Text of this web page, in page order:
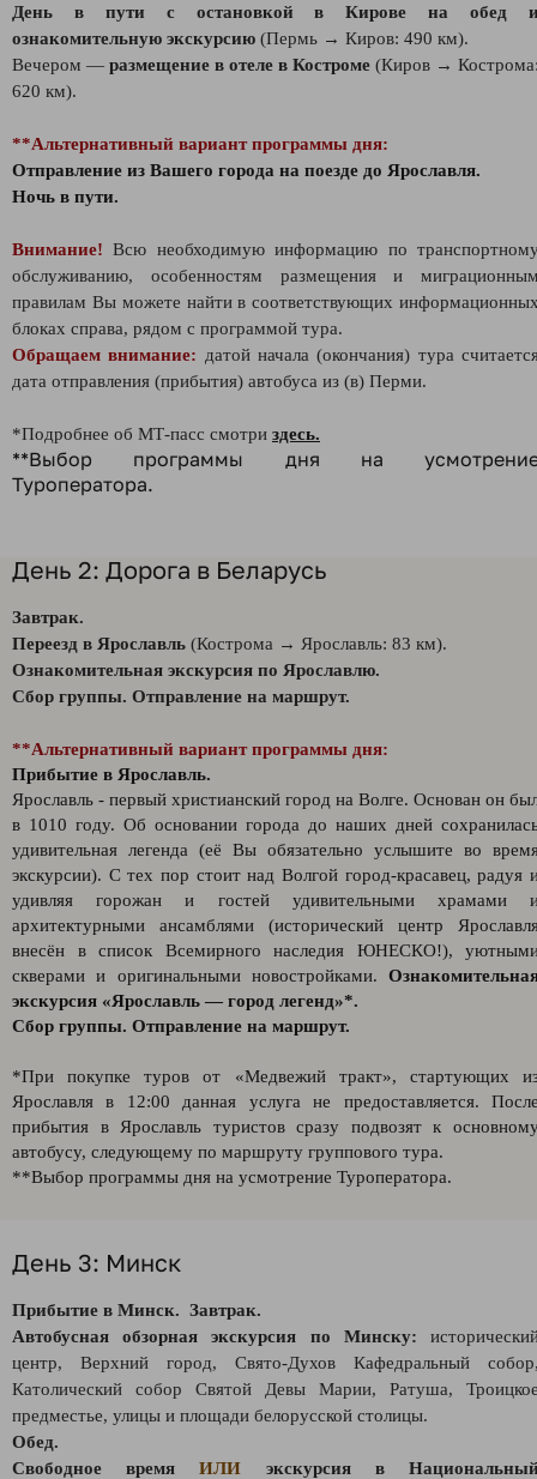
День в пути с остановкой в Кирове на обед
ознакомительную экскурсию (Пермь → Киров: 490 км).
Вечером — размещение в отеле в Костроме (Киров →
620 км).
**Альтернативный вариант программы дня:
Отправление из Вашего города на поезде до Ярославля.
Ночь в пути.
Внимание! Всю необходимую информацию по
обслуживанию, особенностям размещения и
правилам Вы можете найти в соответствующих
блоках справа, рядом с программой тура.
Обращаем внимание: датой начала (окончания) тура
дата отправления (прибытия) автобуса из (в) Перми.
*Подробнее об МТ-пасс смотри здесь.
**Выбор программы дня на
Туроператора.
День 2: Дорога в Беларусь
Завтрак.
Переезд в Ярославль (Кострома → Ярославль: 83 км).
Ознакомительная экскурсия по Ярославлю.
Сбор группы. Отправление на маршрут.
**Альтернативный вариант программы дня:
Прибытие в Ярославль.
Ярославль - первый христианский город на Волге. Основан он
в 1010 году. Об основании города до наших дней
удивительная легенда (её Вы обязательно услышите во
экскурсии). С тех пор стоит над Волгой город-красавец, радуя
удивляя горожан и гостей удивительными храмами
архитектурными ансамблями (исторический центр
внесён в список Всемирного наследия ЮНЕСКО!),
скверами и оригинальными новостройками.
экскурсия «Ярославль — город легенд»*.
Сбор группы. Отправление на маршрут.
*При покупке туров от «Медвежий тракт», стартующих
Ярославля в 12:00 данная услуга не предоставляется.
прибытия в Ярославль туристов сразу подвозят к
автобусу, следующему по маршруту группового тура.
**Выбор программы дня на усмотрение Туроператора.
День 3: Минск
Прибытие в Минск. Завтрак.
Автобусная обзорная экскурсия по Минску:
центр, Верхний город, Свято-Духов Кафедральный
Католический собор Святой Девы Марии, Ратуша,
предместье, улицы и площади белорусской столицы.
Обед.
Свободное времяИЛИ экскурсия в